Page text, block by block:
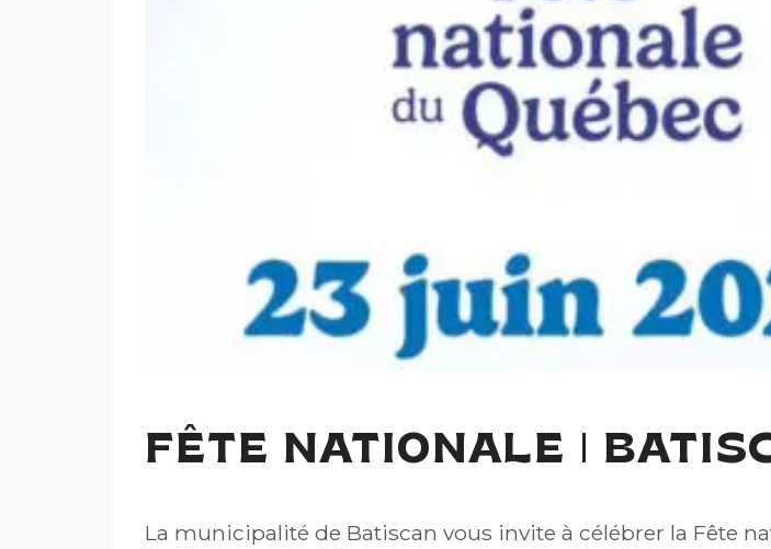
FÊTE NATIONALE |
La municipalité de Batiscan vous invite à célébrer la Fête